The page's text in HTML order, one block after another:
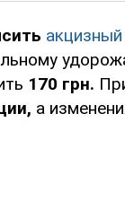
акцизный
170 грн.
а